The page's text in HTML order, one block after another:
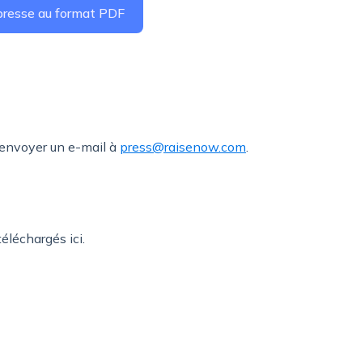
au format PDF
un e-mail à press@raisenow.com.
ici.